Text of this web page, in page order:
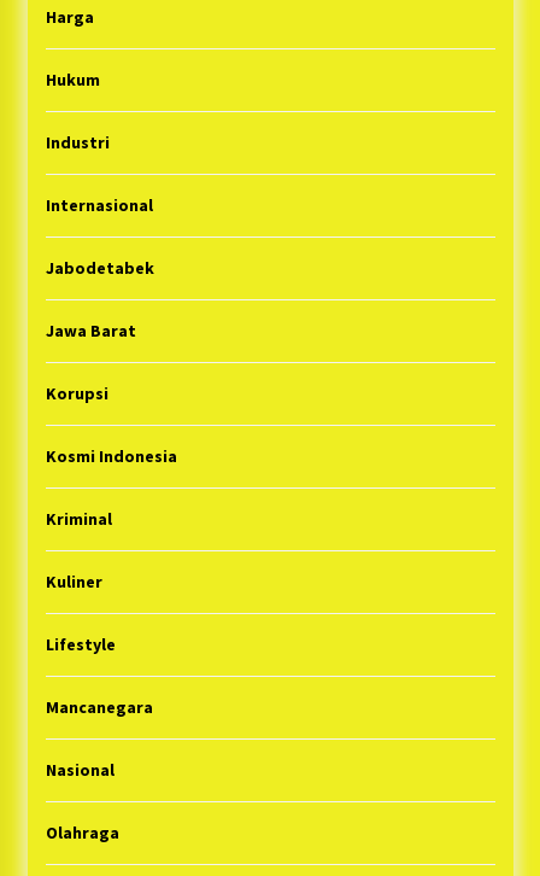
Harga
Hukum
Industri
Internasional
Jabodetabek
Jawa Barat
Korupsi
Kosmi Indonesia
Kriminal
Kuliner
Lifestyle
Mancanegara
Nasional
Olahraga